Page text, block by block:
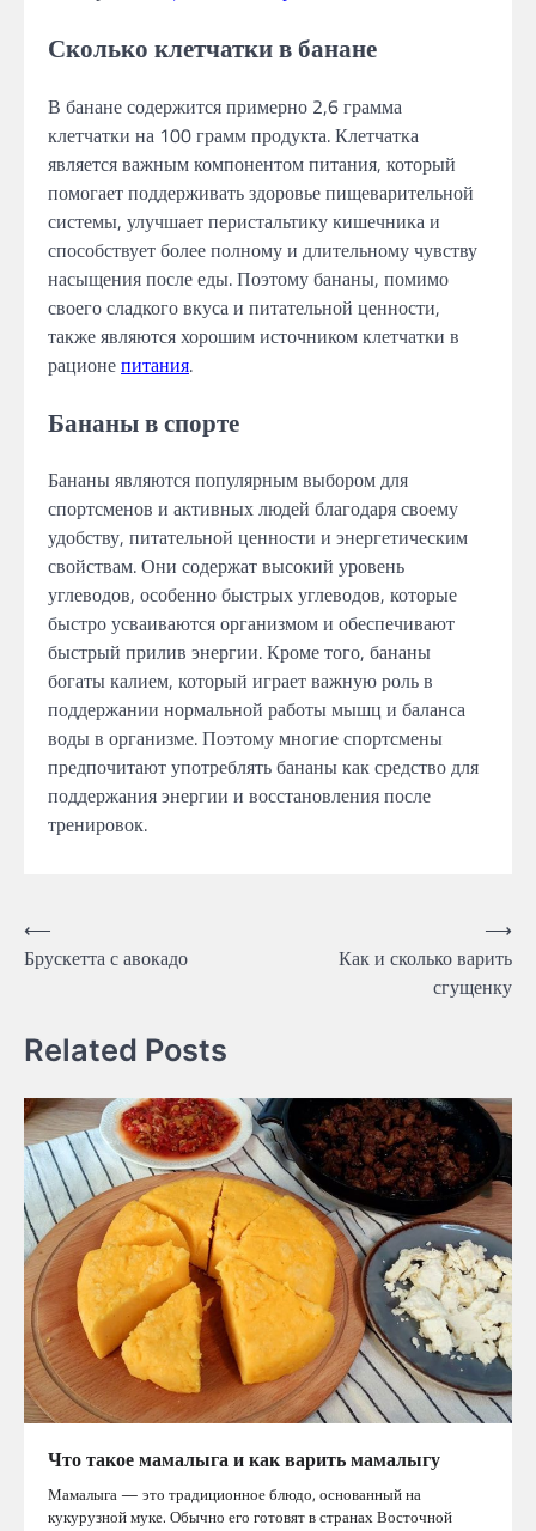
Сколько клетчатки в банане
В банане содержится примерно 2,6 грамма
клетчатки на 100 грамм продукта. Клетчатка
является важным компонентом питания, который
помогает поддерживать здоровье пищеварительной
системы, улучшает перистальтику кишечника и
способствует более полному и длительному чувству
насыщения после еды. Поэтому бананы, помимо
своего сладкого вкуса и питательной ценности,
также являются хорошим источником клетчатки в
рационепитания.
Бананы в спорте
Бананы являются популярным выбором для
спортсменов и активных людей благодаря своему
удобству, питательной ценности и энергетическим
свойствам. Они содержат высокий уровень
углеводов, особенно быстрых углеводов, которые
быстро усваиваются организмом и обеспечивают
быстрый прилив энергии. Кроме того, бананы
богаты калием, который играет важную роль в
поддержании нормальной работы мышц и баланса
воды в организме. Поэтому многие спортсмены
предпочитают употреблять бананы как средство для
поддержания энергии и восстановления после
тренировок.
Навигация
по
⟵
Брускетта с авокадо
Как и сколько варить
сгущенку
⟶
Related Posts
Что такое мамалыга и как варить мамалыгу
Мамалыга — это традиционное блюдо, основанный на
кукурузной муке. Обычно его готовят в странах Восточной